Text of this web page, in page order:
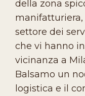
della zona
settore dei
che vi hanno
vicinanza a
Balsamo un
logistica e il